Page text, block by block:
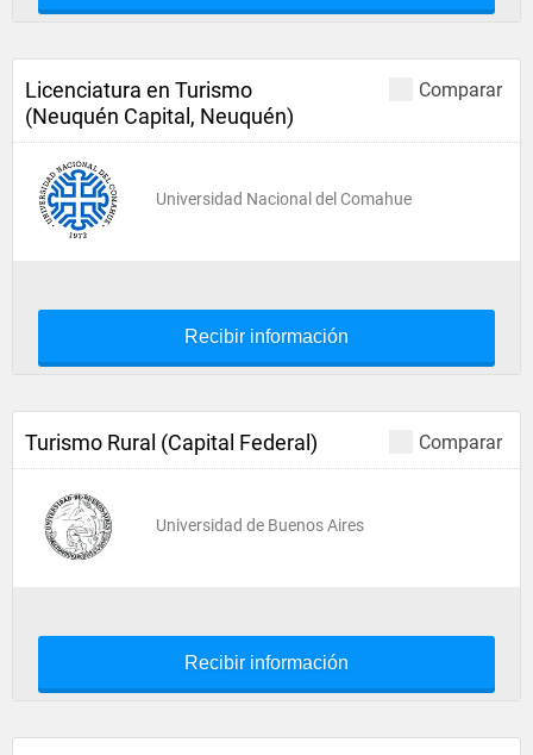
Comparar
Licenciatura en Turismo
(Neuquén Capital, Neuquén)
Universidad Nacional del Comahue
Recibir información
Comparar
Turismo Rural (Capital Federal)
Universidad de Buenos Aires
Recibir información